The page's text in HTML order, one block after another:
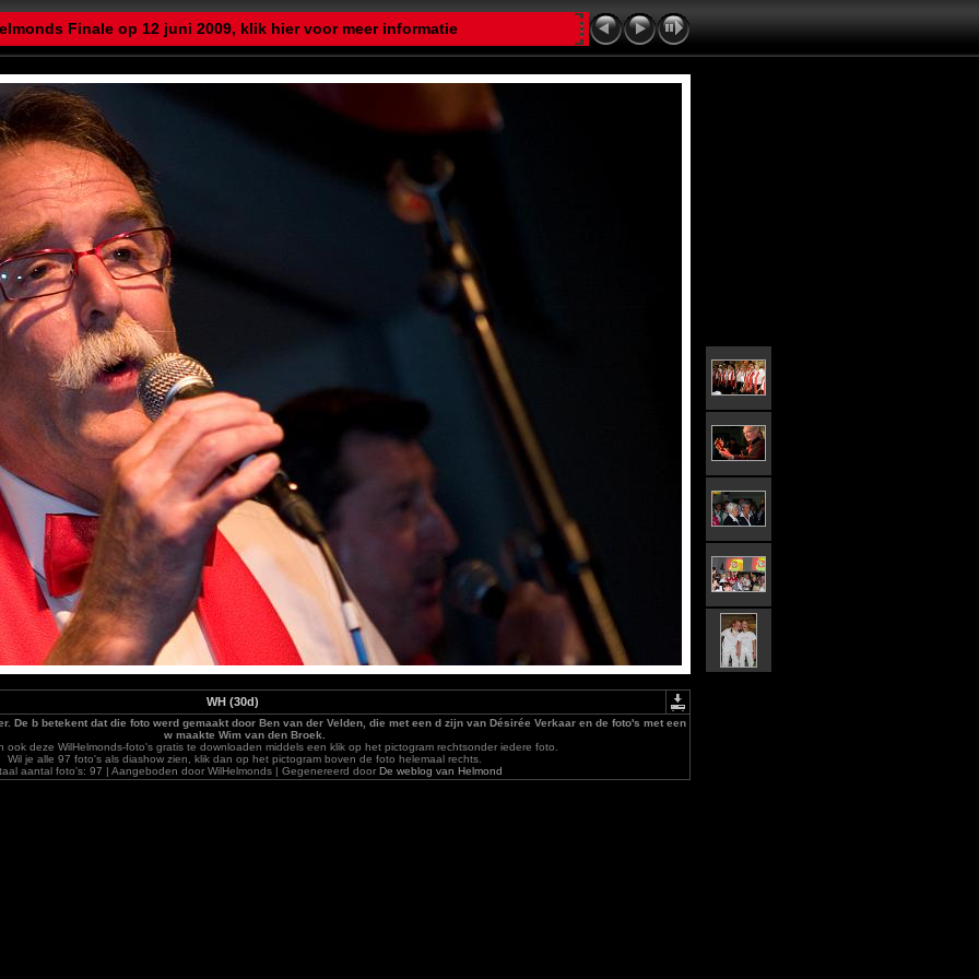
Finale op 12 juni 2009, klik hier voor meer informatie
WH (30d)
De b betekent dat die foto werd gemaakt door Ben van der Velden, die met een d zijn van Désirée Verkaar en de foto's met een
w maakte Wim van den Broek.
ook deze WilHelmonds-foto's gratis te downloaden middels een klik op het pictogram rechtsonder iedere foto.
Wil je alle 97 foto's als diashow zien, klik dan op het pictogram boven de foto helemaal rechts.
aantal foto's: 97 | Aangeboden door WilHelmonds | Gegenereerd door De weblog van Helmond